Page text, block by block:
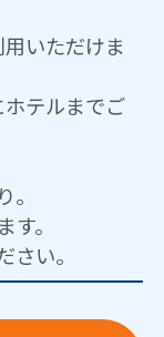
いただけま
テルまでご
。
い。